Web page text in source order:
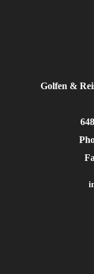
Golfen &